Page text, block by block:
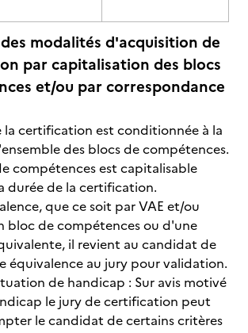
modalités d'acquisition de
par capitalisation des blocs
et/ou par correspondance
certification est conditionnée à la
des blocs de compétences.
compétences est capitalisable
durée de la certification.
que ce soit par VAE et/ou
de compétences ou d'une
il revient au candidat de
équivalence au jury pour validation.
de handicap : Sur avis motivé
le jury de certification peut
le candidat de certains critères